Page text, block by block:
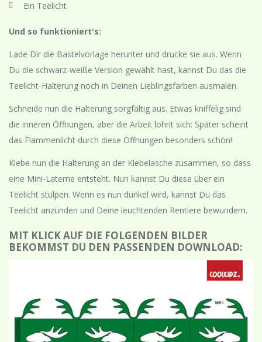
Ein Teelicht
Und so funktioniert's:
Lade Dir die Bastelvorlage herunter und drucke sie aus. Wenn
Du die schwarz-weiße Version gewählt hast, kannst Du das die
Teelicht-Halterung noch in Deinen Lieblingsfarben ausmalen.
Schneide nun die Halterung sorgfältig aus. Etwas kniffelig sind
die inneren Öffnungen, aber die Arbeit lohnt sich: Später scheint
das Flammenlicht durch diese Öffnungen besonders schön!
Klebe nun die Halterung an der Klebelasche zusammen, so dass
eine Mini-Laterne entsteht. Nun kannst Du diese über ein
Teelicht stülpen. Wenn es nun dunkel wird, kannst Du das
Teelicht anzünden und Deine leuchtenden Rentiere bewundern.
MIT KLICK AUF DIE FOLGENDEN BILDER
BEKOMMST DU DEN PASSENDEN DOWNLOAD: